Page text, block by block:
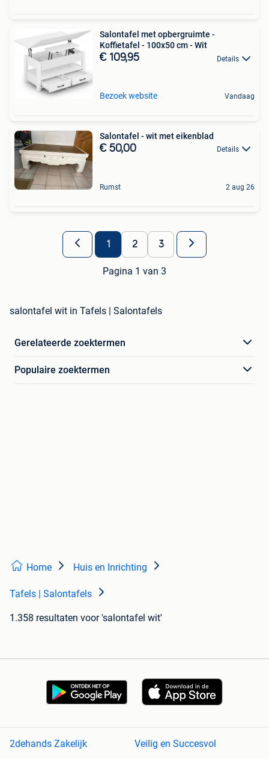
Salontafel met opbergruimte -
Koffietafel - 100x50 cm - Wit
€ 109,95 Details
Bezoek website Vandaag
Salontafel - wit met eikenblad
€ 50,00 Details
Rumst 2 aug 26
1 2 3
Pagina 1 van 3
salontafel wit in Tafels | Salontafels
Gerelateerde zoektermen
Populaire zoektermen
Home Huis en Inrichting
Tafels | Salontafels
1.358 resultaten voor 'salontafel wit'
2dehands Zakelijk Veilig en Succesvol